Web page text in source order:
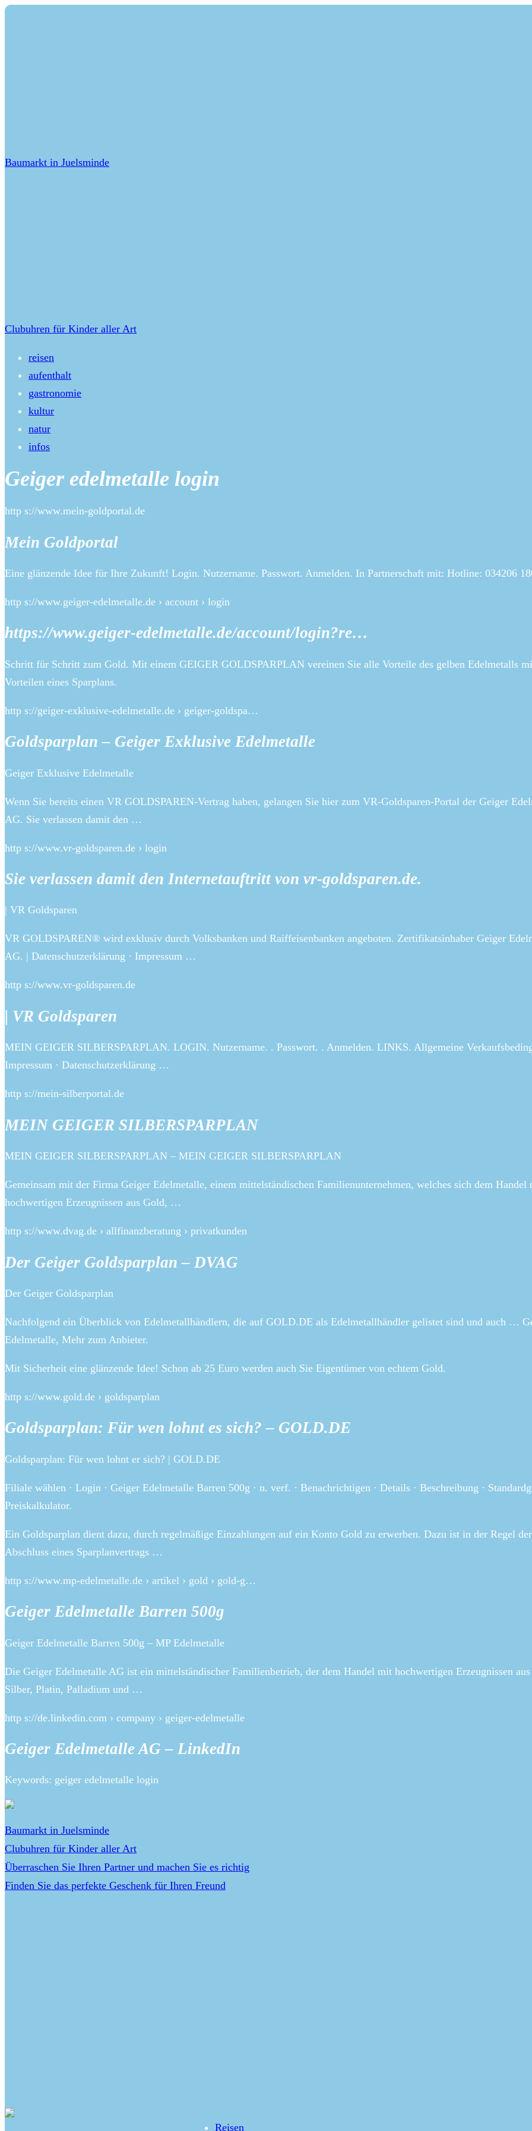
Baumarkt in Juelsminde
Clubuhren für Kinder aller Art
reisen
aufenthalt
gastronomie
kultur
natur
infos
Geiger edelmetalle login
http s://www.mein-goldportal.de
Mein Goldportal
Eine glänzende Idee für Ihre Zukunft! Login. Nutzername. Passwort. Anmelden. In Partnerschaft mit: Hotline: 034206
http s://www.geiger-edelmetalle.de › account › login
https://www.geiger-edelmetalle.de/account/login?re…
Schritt für Schritt zum Gold. Mit einem GEIGER GOLDSPARPLAN vereinen Sie alle Vorteile des gelben Edelmetalls
Vorteilen eines Sparplans.
http s://geiger-exklusive-edelmetalle.de › geiger-goldspa…
Goldsparplan – Geiger Exklusive Edelmetalle
Geiger Exklusive Edelmetalle
Wenn Sie bereits einen VR GOLDSPAREN-Vertrag haben, gelangen Sie hier zum VR-Goldsparen-Portal der Geiger
AG. Sie verlassen damit den …
http s://www.vr-goldsparen.de › login
Sie verlassen damit den Internetauftritt von vr-goldsparen.de.
| VR Goldsparen
VR GOLDSPAREN® wird exklusiv durch Volksbanken und Raiffeisenbanken angeboten. Zertifikatsinhaber Geiger
AG. | Datenschutzerklärung · Impressum …
http s://www.vr-goldsparen.de
| VR Goldsparen
MEIN GEIGER SILBERSPARPLAN. LOGIN. Nutzername. ​. Passwort. ​. Anmelden. LINKS. Allgemeine
Impressum · Datenschutzerklärung …
http s://mein-silberportal.de
MEIN GEIGER SILBERSPARPLAN
MEIN GEIGER SILBERSPARPLAN – MEIN GEIGER SILBERSPARPLAN
Gemeinsam mit der Firma Geiger Edelmetalle, einem mittelständischen Familienunternehmen, welches sich dem Handel
hochwertigen Erzeugnissen aus Gold, …
http s://www.dvag.de › allfinanzberatung › privatkunden
Der Geiger Goldsparplan – DVAG
Der Geiger Goldsparplan
Nachfolgend ein Überblick von Edelmetallhändlern, die auf GOLD.DE als Edelmetallhändler gelistet sind und auch …
Edelmetalle, Mehr zum Anbieter.
Mit Sicherheit eine glänzende Idee! Schon ab 25 Euro werden auch Sie Eigentümer von echtem Gold.
http s://www.gold.de › goldsparplan
Goldsparplan: Für wen lohnt es sich? – GOLD.DE
Goldsparplan: Für wen lohnt er sich? | GOLD.DE
Filiale wählen · Login · Geiger Edelmetalle Barren 500g · n. verf. · Benachrichtigen · Details · Beschreibung ·
Preiskalkulator.
Ein Goldsparplan dient dazu, durch regelmäßige Einzahlungen auf ein Konto Gold zu erwerben. Dazu ist in der Regel der
Abschluss eines Sparplanvertrags …
http s://www.mp-edelmetalle.de › artikel › gold › gold-g…
Geiger Edelmetalle Barren 500g
Geiger Edelmetalle Barren 500g – MP Edelmetalle
Die Geiger Edelmetalle AG ist ein mittelständischer Familienbetrieb, der dem Handel mit hochwertigen Erzeugnissen
Silber, Platin, Palladium und …
http s://de.linkedin.com › company › geiger-edelmetalle
Geiger Edelmetalle AG – LinkedIn
Keywords: geiger edelmetalle login
Baumarkt in Juelsminde
Clubuhren für Kinder aller Art
Überraschen Sie Ihren Partner und machen Sie es richtig
Finden Sie das perfekte Geschenk für Ihren Freund
Reisen